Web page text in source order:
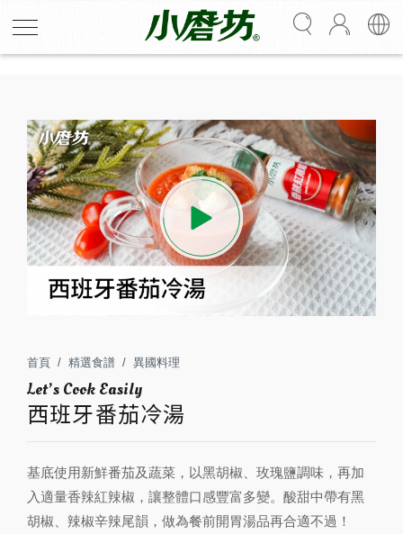
首頁 精選食譜 異國料理
西班牙番茄冷湯
基底使用新鮮番茄及蔬菜，以黑胡椒、玫瑰鹽調味，再加
入適量香辣紅辣椒，讓整體口感豐富多變。酸甜中帶有黑
胡椒、辣椒辛辣尾韻，做為餐前開胃湯品再合適不過！
西班牙番茄冷湯
基底使用新鮮番茄及蔬菜，以黑胡椒、玫瑰鹽調味，再加
入適量香辣紅辣椒，讓整體口感豐富多變。酸甜中帶有黑
4人份
PREPARATION
準備食材及配料